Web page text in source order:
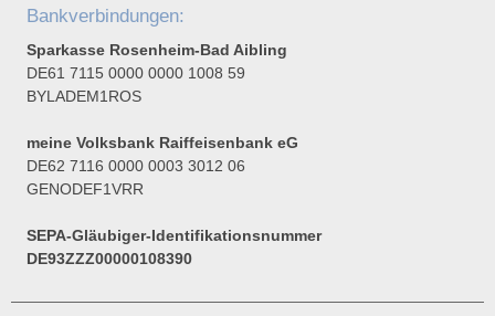
Bankverbindungen:
Sparkasse Rosenheim-Bad Aibling
DE61 7115 0000 0000 1008 59
BYLADEM1ROS
meine Volksbank Raiffeisenbank eG
DE62 7116 0000 0003 3012 06
GENODEF1VRR
SEPA-Gläubiger-Identifikationsnummer
DE93ZZZ00000108390